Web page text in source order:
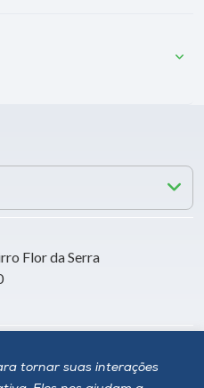
tornar suas interações
Flor da Serra